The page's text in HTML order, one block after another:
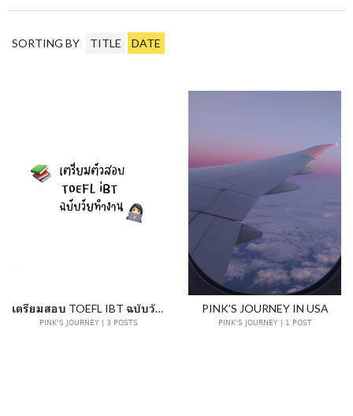
SORTING BY TITLE DATE
เตรียมสอบ TOEFL IBT ฉบับวัยทำงาน
PINK'S JOURNEY | 3 POSTS
PINK'S JOURNEY IN USA
PINK'S JOURNEY | 1 POST